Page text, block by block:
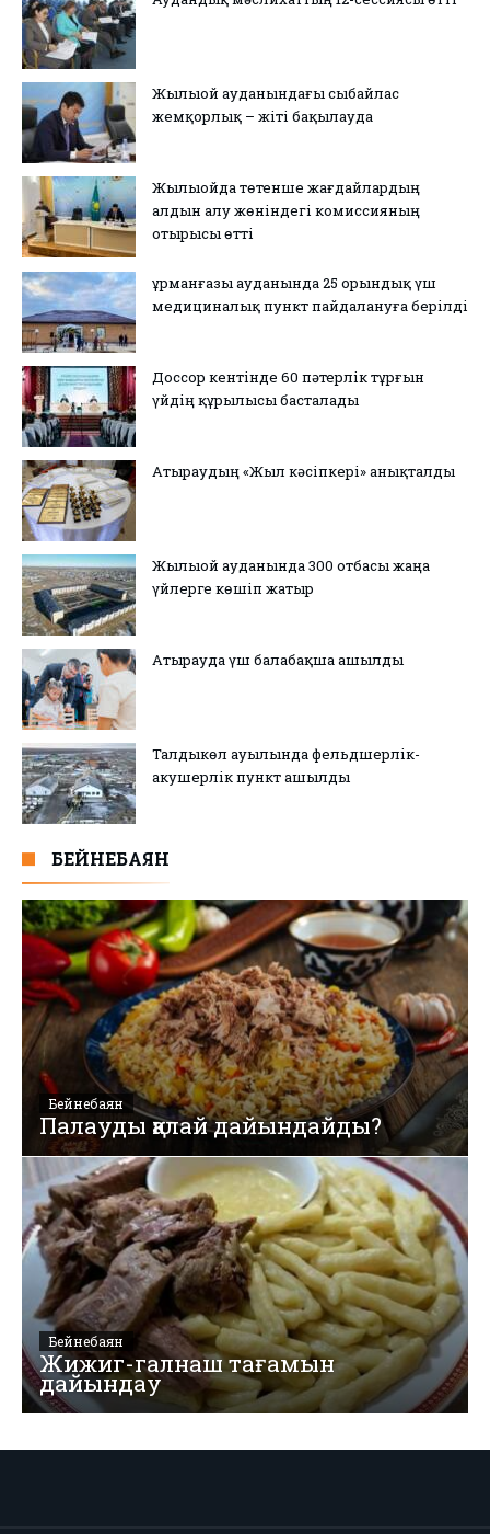
Жылыой ауданындағы сыбайлас
жемқорлық – жіті бақылауда
Жылыойда төтенше жағдайлардың
алдын алу жөніндегі комиссияның
отырысы өтті
Құрманғазы ауданында 25 орындық үш
медициналық пункт пайдалануға берілді
Доссор кентінде 60 пәтерлік тұрғын
үйдің құрылысы басталады
Атыраудың «Жыл кәсіпкері» анықталды
Жылыой ауданында 300 отбасы жаңа
үйлерге көшіп жатыр
Атырауда үш балабақша ашылды
Талдыкөл ауылында фельдшерлік-
акушерлік пункт ашылды
БЕЙНЕБАЯН
Бейнебаян
Палауды қалай дайындайды?
Бейнебаян
Жижиг-галнаш тағамын
дайындау